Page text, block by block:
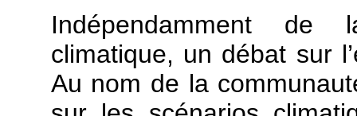
Indépendamment de
climatique, un débat sur
Au nom de la